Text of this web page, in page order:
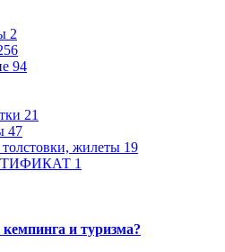
2
94
21
47
жилеты 19
1
и туризма?